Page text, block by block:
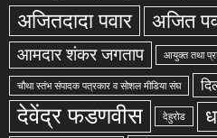
अजितदादा पवार अजित
आमदार शंकर जगताप आयुक्त तथा
चौथा स्तंभ संपादक पत्रकार व सोशल मीडिया संघ
देवेंद्र फडणवीस देहुरोड